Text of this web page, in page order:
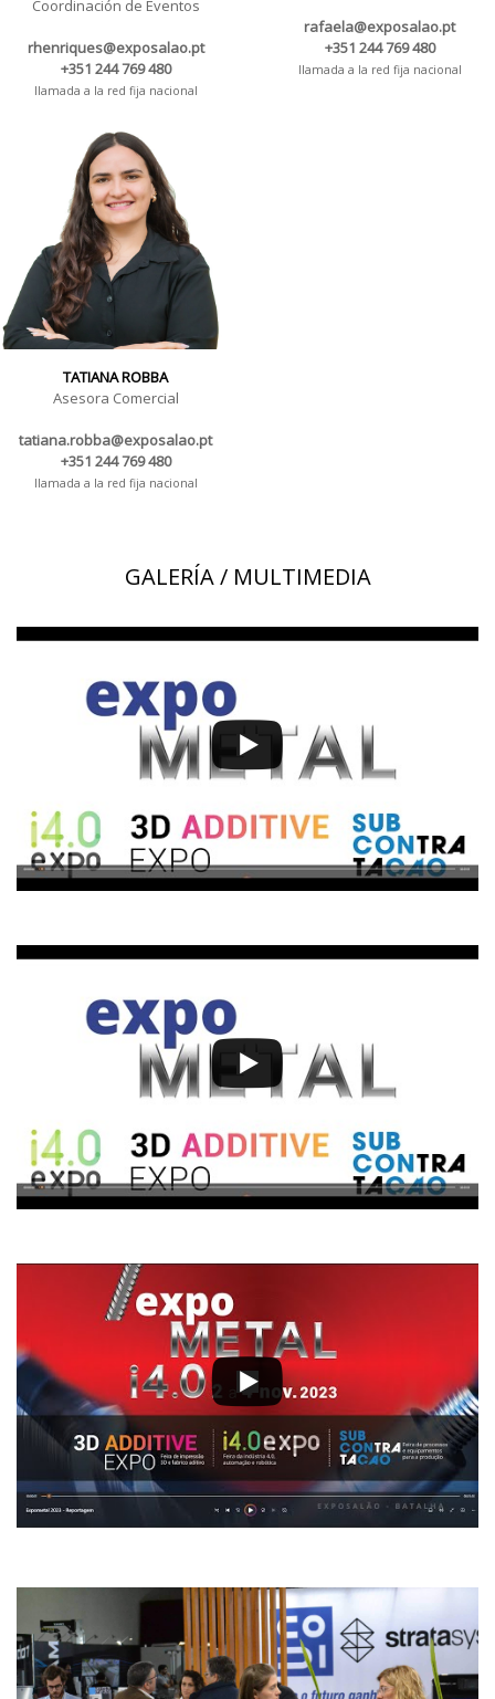
Coordinación de Eventos
rhenriques@exposalao.pt
+351 244 769 480
llamada a la red fija nacional
rafaela@exposalao.pt
+351 244 769 480
llamada a la red fija nacional
TATIANA ROBBA
Asesora Comercial
tatiana.robba@exposalao.pt
+351 244 769 480
llamada a la red fija nacional
GALERÍA / MULTIMEDIA